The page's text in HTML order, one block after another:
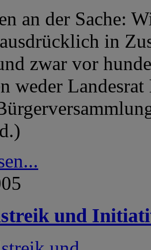
an der Sache:
in
zwar vor
weder
und